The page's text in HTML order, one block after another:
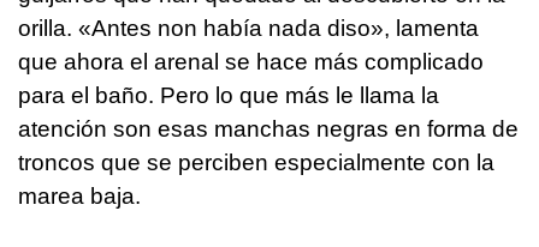
orilla. «Antes non había nada diso», lamenta
que ahora el arenal se hace más complicado
para el baño. Pero lo que más le llama la
atención son esas manchas negras en forma de
troncos que se perciben especialmente con la
marea baja.